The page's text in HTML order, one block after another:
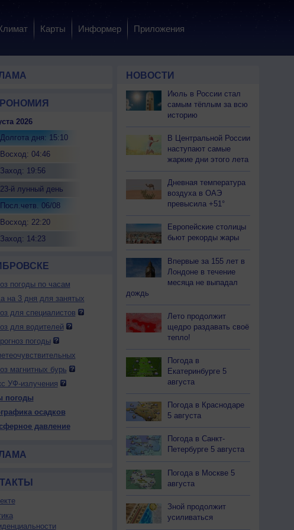
Карты Информер Приложения
2026
Долгота дня: 15:10
Восход: 04:46
Заход: 19:56
23-й лунный день
Посл.четв. 06/08
Восход: 22:20
Заход: 14:23
погоды по часам
на 3 дня для занятых
для специалистов
для водителей
погоды
магнитных бурь
УФ-излучения
погоды
осадков
давление
НОВОСТИ
Июль в России стал
самым тёплым за всю
историю
В Центральной России
наступают самые
жаркие дни этого лета
Дневная температура
воздуха в ОАЭ
превысила +51°
Европейские столицы
бьют рекорды жары
Впервые за 155 лет в
Лондоне в течение
месяца не выпадал
дождь
Лето продолжит
щедро раздавать своё
тепло!
Погода в
Екатеринбурге 5
августа
Погода в Краснодаре
5 августа
Погода в Санкт-
Петербурге 5 августа
Погода в Москве 5
августа
Зной продолжит
усиливаться